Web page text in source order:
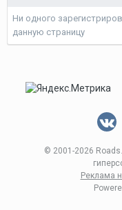
Ни одного
данную страницу
© 2001-2026
Реклама